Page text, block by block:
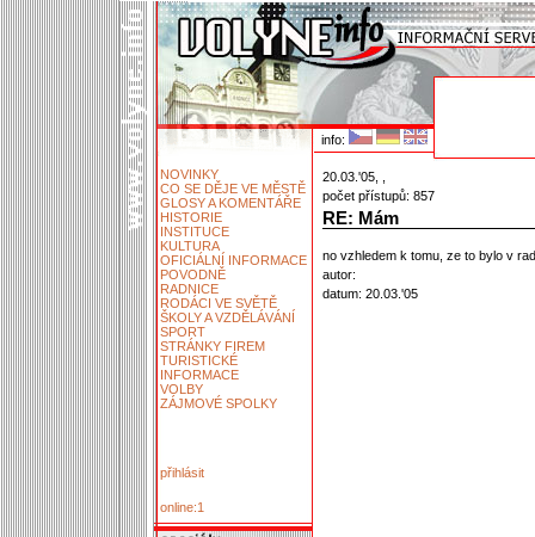
info:
NOVINKY
CO SE DĚJE VE MĚSTĚ
GLOSY A KOMENTÁŘE
HISTORIE
INSTITUCE
KULTURA
OFICIÁLNÍ INFORMACE
POVODNĚ
RADNICE
RODÁCI VE SVĚTĚ
ŠKOLY A VZDĚLÁVÁNÍ
SPORT
STRÁNKY FIREM
TURISTICKÉ
INFORMACE
VOLBY
ZÁJMOVÉ SPOLKY
přihlásit
online:1
20.03.'05, ,
počet přístupů: 857
RE: Mám
no vzhledem k tomu, ze to bylo v
autor:
datum: 20.03.'05